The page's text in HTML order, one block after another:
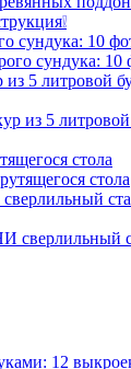
сундука: 10
из 5 литровой
стола
12